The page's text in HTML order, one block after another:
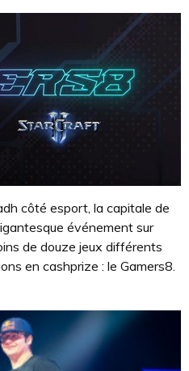
côté esport, la capitale de
événement sur
de douze jeux différents
en cashprize : le Gamers8.